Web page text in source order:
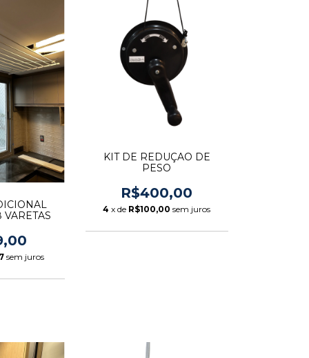
VARETAS
sem juros
KIT DE REDUÇAO DE
PESO
R$400,00
4 x de R$100,00 sem juros